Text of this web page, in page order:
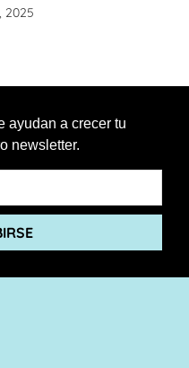
2025
ayudan a crecer tu
newsletter.